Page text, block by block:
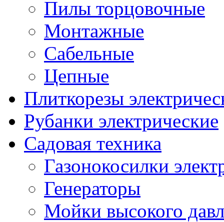
Пилы торцовочные
Монтажные
Сабельные
Цепные
Плиткорезы
Рубанки электрические
Садовая техника
Газонокосилки
Генераторы
Мойки высокого